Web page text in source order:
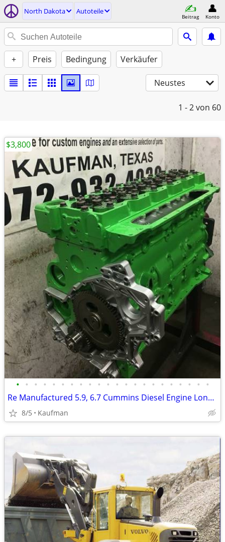
North Dakota Autoteile
Beitrag Konto
+ Preis Bedingung Verkäufer
Neustes
1 - 2von 60
• • • • • • • • • • • • • • • • • • • • • •
Re Manufactured 5.9, 6.7 Cummins Diesel Engine Long Blocks
8/5 Kaufman
$3,800